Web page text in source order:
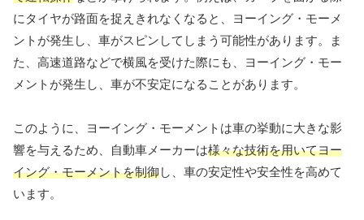
にタイヤが路面を捉えきれなくなると、ヨーイング・モーメ
ントが発生し、車がスピンしてしまう可能性があります。ま
た、高速道路などで横風を受けた際にも、ヨーイング・モー
メントが発生し、車が不安定になることがあります。
このように、ヨーイング・モーメントは車の挙動に大きな影
響を与えるため、自動車メーカーは様々な技術を用いてヨー
イング・モーメントを制御し、車の安定性や安全性を高めて
います。